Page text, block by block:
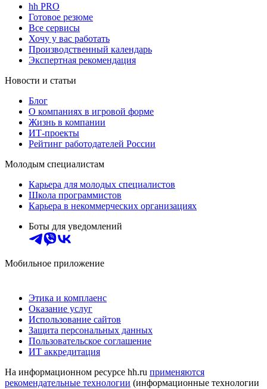
hh PRO
Готовое резюме
Все сервисы
Хочу у вас работать
Производственный календарь
Экспертная рекомендация
Новости и статьи
Блог
О компаниях в игровой форме
Жизнь в компании
ИТ-проекты
Рейтинг работодателей России
Молодым специалистам
Карьера для молодых специалистов
Школа программистов
Карьера в некоммерческих организациях
Боты для уведомлений
Мобильное приложение
Этика и комплаенс
Оказание услуг
Использование сайтов
Защита персональных данных
Пользовательское соглашение
ИТ аккредитация
На информационном ресурсе hh.ru применяются
рекомендательные технологии (информационные технологии